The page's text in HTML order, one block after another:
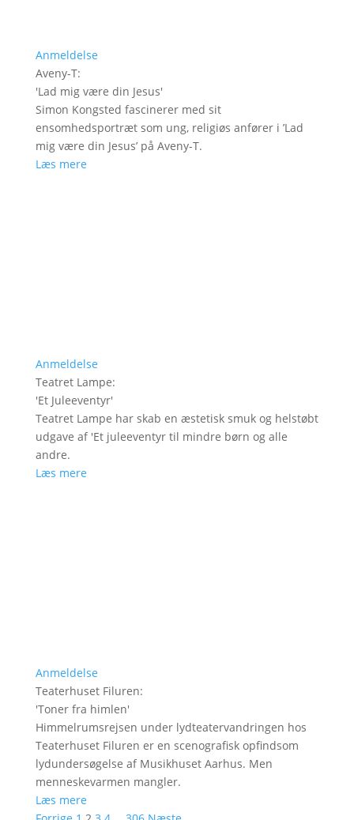
Anmeldelse
Aveny-T:
'Lad mig være din Jesus'
Simon Kongsted fascinerer med sit
ensomhedsportræt som ung, religiøs anfører i ’Lad
mig være din Jesus’ på Aveny-T.
Læs mere
Anmeldelse
Teatret Lampe:
'Et Juleeventyr'
Teatret Lampe har skab en æstetisk smuk og helstøbt
udgave af 'Et juleeventyr til mindre børn og alle
andre.
Læs mere
Anmeldelse
Teaterhuset Filuren:
'Toner fra himlen'
Himmelrumsrejsen under lydteatervandringen hos
Teaterhuset Filuren er en scenografisk opfindsom
lydundersøgelse af Musikhuset Aarhus. Men
menneskevarmen mangler.
Læs mere